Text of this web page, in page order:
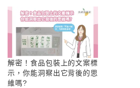
解密！食品包裝上的文案標
示，你能洞察出它背後的思
維嗎?